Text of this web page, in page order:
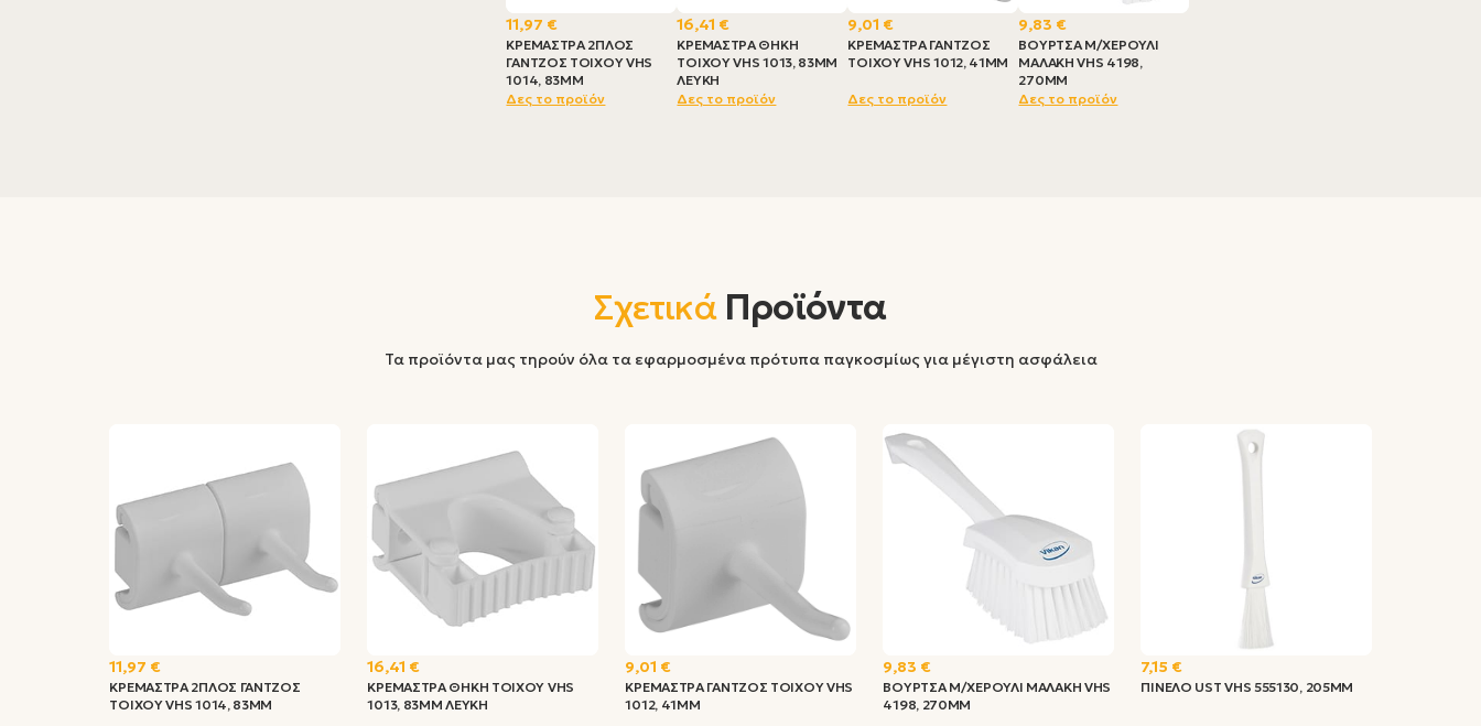
11,97 €
ΚΡΕΜΑΣΤΡΑ 2ΠΛΟΣ
ΓΑΝΤΖΟΣ ΤΟΙΧΟΥ VHS
1014, 83MM
Δες το προϊόν
16,41 €
ΚΡΕΜΑΣΤΡΑ ΘΗΚΗ
ΤΟΙΧΟΥ VHS 1013, 83MM
ΛΕΥΚΗ
Δες το προϊόν
9,01 €
ΚΡΕΜΑΣΤΡΑ ΓΑΝΤΖΟΣ
ΤΟΙΧΟΥ VHS 1012, 41MM
Δες το προϊόν
9,83 €
ΒΟΥΡΤΣΑ Μ/ΧΕΡΟΥΛΙ
ΜΑΛΑΚΗ VHS 4198,
270MM
Δες το προϊόν
Σχετικά Προϊόντα
Τα προϊόντα μας τηρούν όλα τα εφαρμοσμένα πρότυπα παγκοσμίως για μέγιστη ασφάλεια
11,97 €
ΚΡΕΜΑΣΤΡΑ 2ΠΛΟΣ ΓΑΝΤΖΟΣ
ΤΟΙΧΟΥ VHS 1014, 83MM
16,41 €
ΚΡΕΜΑΣΤΡΑ ΘΗΚΗ ΤΟΙΧΟΥ VHS
1013, 83MM ΛΕΥΚΗ
9,01 €
ΚΡΕΜΑΣΤΡΑ ΓΑΝΤΖΟΣ ΤΟΙΧΟΥ VHS
1012, 41MM
9,83 €
ΒΟΥΡΤΣΑ Μ/ΧΕΡΟΥΛΙ ΜΑΛΑΚΗ VHS
4198, 270MM
7,15 €
ΠΙΝΕΛΟ UST VHS 555130, 205MM